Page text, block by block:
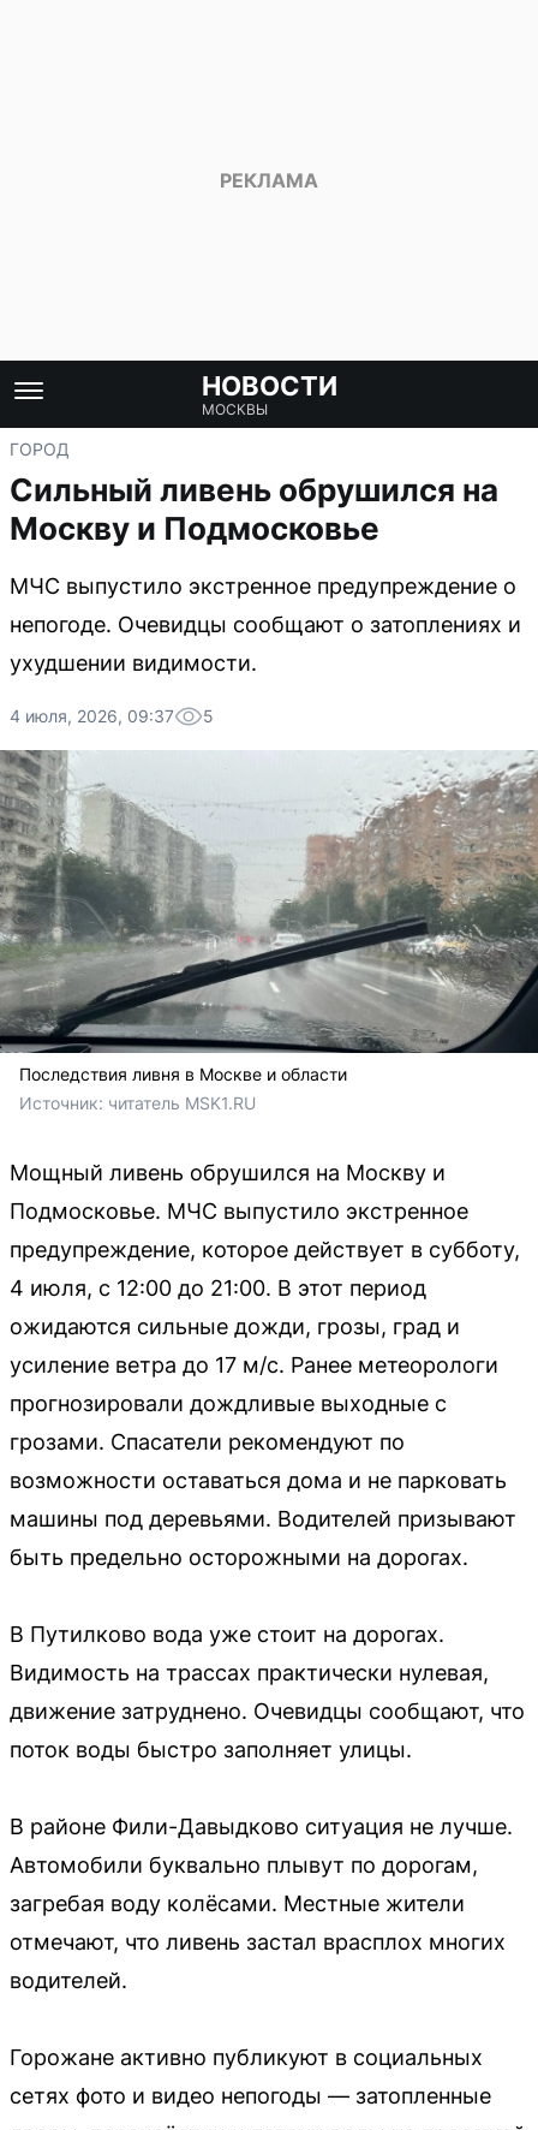
НОВОСТИ
МОСКВЫ
ГОРОД
Сильный ливень обрушился на
Москву и Подмосковье
МЧС выпустило экстренное предупреждение о
непогоде. Очевидцы сообщают о затоплениях и
ухудшении видимости.
4 июля, 2026, 09:37 5
Последствия ливня в Москве и области
Источник: читатель MSK1.RU
Мощный ливень обрушился на Москву и
Подмосковье. МЧС выпустило экстренное
предупреждение, которое действует в субботу,
4 июля, с 12:00 до 21:00. В этот период
ожидаются сильные дожди, грозы, град и
усиление ветра до 17 м/с. Ранее метеорологи
прогнозировали дождливые выходные с
грозами. Спасатели рекомендуют по
возможности оставаться дома и не парковать
машины под деревьями. Водителей призывают
быть предельно осторожными на дорогах.
В Путилково вода уже стоит на дорогах.
Видимость на трассах практически нулевая,
движение затруднено. Очевидцы сообщают, что
поток воды быстро заполняет улицы.
В районе Фили-Давыдково ситуация не лучше.
Автомобили буквально плывут по дорогам,
загребая воду колёсами. Местные жители
отмечают, что ливень застал врасплох многих
водителей.
Горожане активно публикуют в социальных
сетях фото и видео непогоды — затопленные